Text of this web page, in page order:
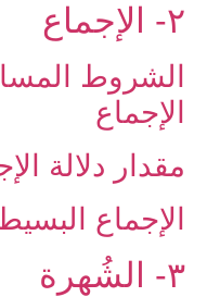
۲- الإجماع‏
الشروط
الإجماع
مقدار دلالة
الإجماع
۳- الشُهرة